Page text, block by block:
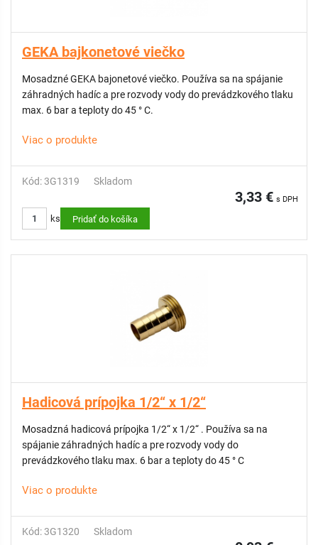
GEKA bajkonetové viečko
Mosadzné GEKA bajonetové viečko. Používa sa na spájanie
záhradných hadíc a pre rozvody vody do prevádzkového tlaku
max. 6 bar a teploty do 45 ° C.
Viac o produkte
Kód: 3G1319 Skladom
3,33 € s DPH
ks Pridať do košíka
Hadicová prípojka 1/2“ x 1/2“
Mosadzná hadicová prípojka 1/2“ x 1/2“ . Používa sa na
spájanie záhradných hadíc a pre rozvody vody do
prevádzkového tlaku max. 6 bar a teploty do 45 ° C
Viac o produkte
Kód: 3G1320 Skladom